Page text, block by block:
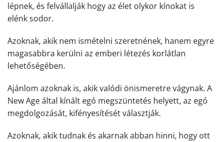
lépnek, és felvállalják hogy az élet olykor kínokat is
elénk sodor.
Azoknak, akik nem ismételni szeretnének, hanem egyre
magasabbra kerülni az emberi létezés korlátlan
lehetőségében.
Ajánlom azoknak is, akik valódi önismeretre vágynak. A
New Age által kínált egó megszüntetés helyett, az egó
megdolgozását, kifényesítését választják.
Azoknak, akik tudnak és akarnak abban hinni, hogy ott